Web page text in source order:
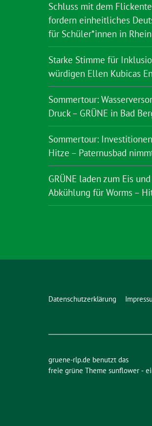
Schluss mit dem
fordern einheitliches
für Schüler*innen in
Starke Stimme für
würdigen Ellen Kubicas
Sommertour:
Druck – GRÜNE in Bad
Sommertour:
Hitze – Paternusbad
GRÜNE laden zum Eis
Abkühlung für Worms –
Datenschutzerklärung
gruene-rlp.de benutzt das
freie grüne Theme sunflower ‐